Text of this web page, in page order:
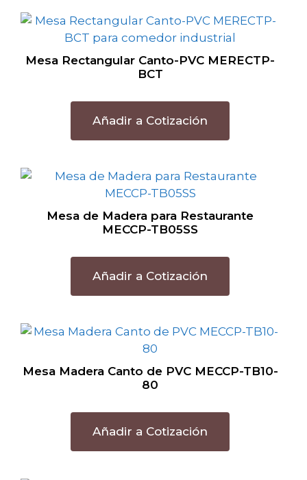
Mesa Rectangular Canto-PVC MERECTP-
BCT
Añadir a Cotización
Mesa de Madera para Restaurante
MECCP-TB05SS
Añadir a Cotización
Mesa Madera Canto de PVC MECCP-TB10-
80
Añadir a Cotización